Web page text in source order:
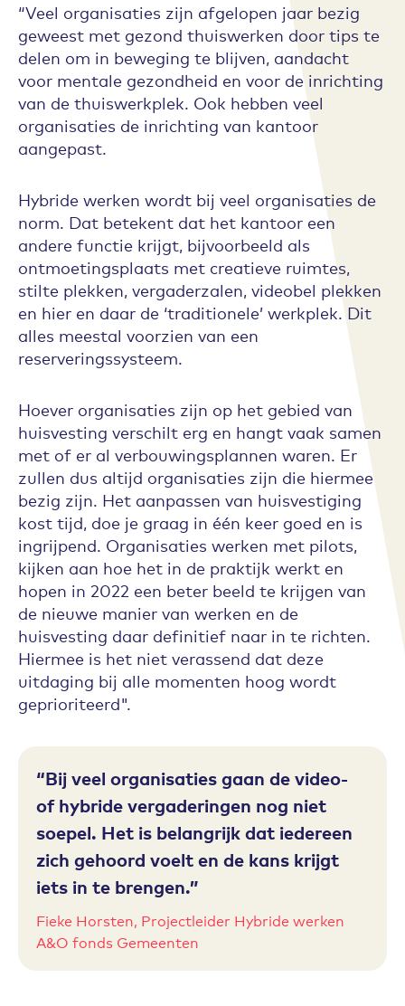
“Veel organisaties zijn afgelopen jaar bezig
geweest met gezond thuiswerken door tips te
delen om in beweging te blijven, aandacht
voor mentale gezondheid en voor de inrichting
van de thuiswerkplek. Ook hebben veel
organisaties de inrichting van kantoor
aangepast.
Hybride werken wordt bij veel organisaties de
norm. Dat betekent dat het kantoor een
andere functie krijgt, bijvoorbeeld als
ontmoetingsplaats met creatieve ruimtes,
stilte plekken, vergaderzalen, videobel plekken
en hier en daar de ‘traditionele’ werkplek. Dit
alles meestal voorzien van een
reserveringssysteem.
Hoever organisaties zijn op het gebied van
huisvesting verschilt erg en hangt vaak samen
met of er al verbouwingsplannen waren. Er
zullen dus altijd organisaties zijn die hiermee
bezig zijn. Het aanpassen van huisvestiging
kost tijd, doe je graag in één keer goed en is
ingrijpend. Organisaties werken met pilots,
kijken aan hoe het in de praktijk werkt en
hopen in 2022 een beter beeld te krijgen van
de nieuwe manier van werken en de
huisvesting daar definitief naar in te richten.
Hiermee is het niet verassend dat deze
uitdaging bij alle momenten hoog wordt
geprioriteerd".
Bij veel organisaties gaan de video-
of hybride vergaderingen nog niet
soepel. Het is belangrijk dat iedereen
zich gehoord voelt en de kans krijgt
iets in te brengen.
Fieke Horsten, Projectleider Hybride werken
A&O fonds Gemeenten